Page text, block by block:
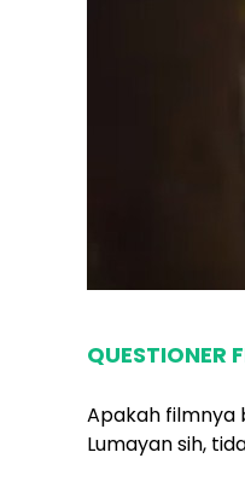
QUESTIONER
Apakah filmnya
Lumayan sih,